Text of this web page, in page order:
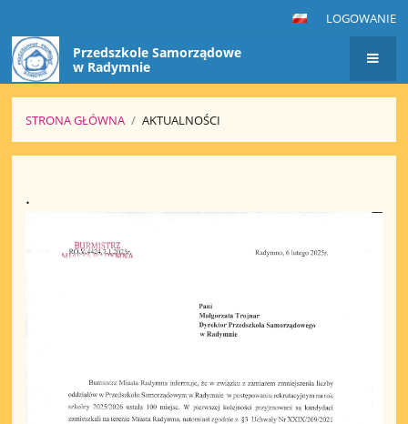
LOGOWANIE
Przedszkole Samorządowe
w Radymnie
STRONA GŁÓWNA / AKTUALNOŚCI
.